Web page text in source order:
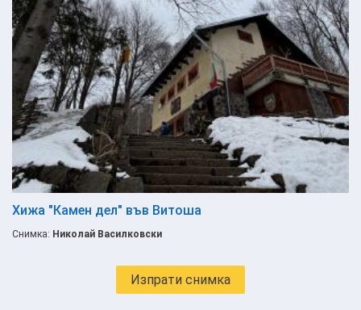
Хижа "Камен дел" във Витоша
Снимка: Николай Василковски
Изпрати снимка